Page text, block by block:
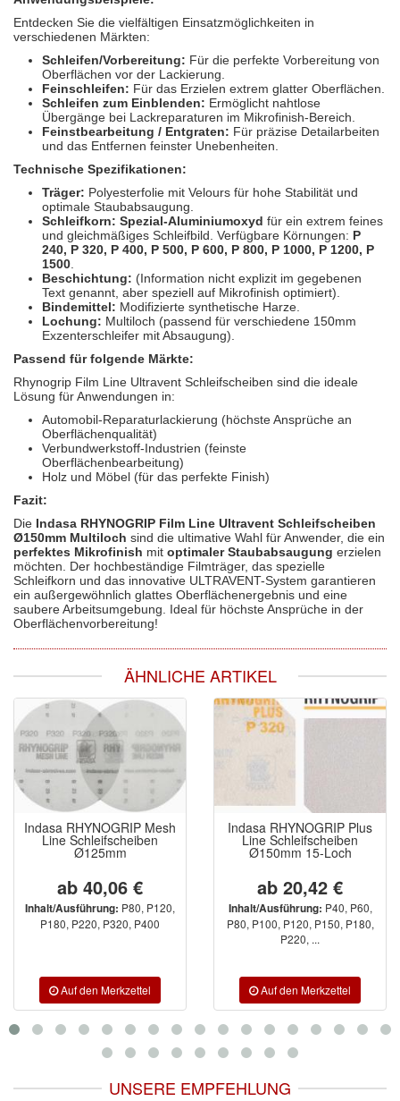
Entdecken Sie die vielfältigen Einsatzmöglichkeiten in
verschiedenen Märkten:
Schleifen/Vorbereitung: Für die perfekte Vorbereitung von
Oberflächen vor der Lackierung.
Feinschleifen: Für das Erzielen extrem glatter Oberflächen.
Schleifen zum Einblenden: Ermöglicht nahtlose
Übergänge bei Lackreparaturen im Mikrofinish-Bereich.
Feinstbearbeitung / Entgraten: Für präzise Detailarbeiten
und das Entfernen feinster Unebenheiten.
Technische Spezifikationen:
Träger: Polyesterfolie mit Velours für hohe Stabilität und
optimale Staubabsaugung.
Schleifkorn: Spezial-Aluminiumoxyd für ein extrem feines
und gleichmäßiges Schleifbild. Verfügbare Körnungen: P
240, P 320, P 400, P 500, P 600, P 800, P 1000, P 1200, P
1500
Beschichtung: (Information nicht explizit im gegebenen
Text genannt, aber speziell auf Mikrofinish optimiert).
Bindemittel: Modifizierte synthetische Harze.
Lochung: Multiloch (passend für verschiedene 150mm
Exzenterschleifer mit Absaugung).
Passend für folgende Märkte:
Rhynogrip Film Line Ultravent Schleifscheiben sind die ideale
Lösung für Anwendungen in:
Automobil-Reparaturlackierung (höchste Ansprüche an
Oberflächenqualität)
Verbundwerkstoff-Industrien (feinste
Oberflächenbearbeitung)
Holz und Möbel (für das perfekte Finish)
Fazit:
Die Indasa RHYNOGRIP Film Line Ultravent Schleifscheiben
Ø150mm Multiloch sind die ultimative Wahl für Anwender, die ein
perfektes Mikrofinish mit optimaler Staubabsaugung erzielen
möchten. Der hochbeständige Filmträger, das spezielle
Schleifkorn und das innovative ULTRAVENT-System garantieren
ein außergewöhnlich glattes Oberflächenergebnis und eine
saubere Arbeitsumgebung. Ideal für höchste Ansprüche in der
Oberflächenvorbereitung!
ÄHNLICHE ARTIKEL
Indasa RHYNOGRIP Mesh
Line Schleifscheiben
Ø125mm
ab 40,06 €
Inhalt/Ausführung: P80, P120,
P180, P220, P320, P400
Indasa RHYNOGRIP Plus
Line Schleifscheiben
Ø150mm 15-Loch
ab 20,42 €
Inhalt/Ausführung: P40, P60,
P80, P100, P120, P150, P180,
P220, ...
UNSERE EMPFEHLUNG